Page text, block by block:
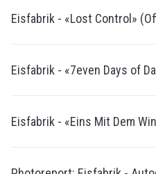
Eisfabrik - «Lost Control»
Eisfabrik - «7even Days of
Eisfabrik - «Eins Mit Dem